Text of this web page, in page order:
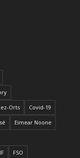
Orts Covid-19
Eimear Noone
FSO